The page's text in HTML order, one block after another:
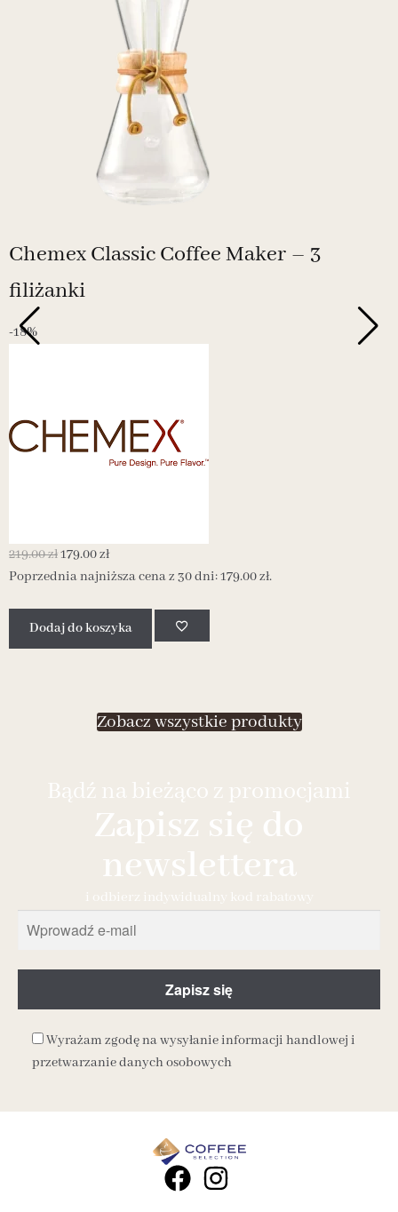
Chemex Classic Coffee Maker – 3
filiżanki
-18%
219.00zł179.00zł
Poprzednia najniższa cena z 30 dni:179.00zł.
Dodaj do koszyka
Zobacz wszystkie produkty
Bądź na bieżąco z promocjami
Zapisz się do
newslettera
i odbierz indywidualny kod rabatowy
Wyrażam zgodę na wysyłanie informacji handlowej i
przetwarzanie danych osobowych